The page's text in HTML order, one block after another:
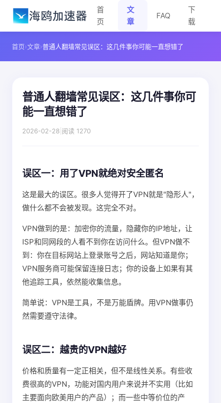
首
页
文
章
FAQ
下
载
首页›文章›普通人翻墙常见误区：这几件事你可能一直想错了
普通人翻墙常见误区：这几件事你可
能一直想错了
2026-02-28 阅读 1270
误区一：用了VPN就绝对安全匿名
这是最大的误区。很多人觉得开了VPN就是"隐形人"，
做什么都不会被发现。这完全不对。
VPN做到的是：加密你的流量，隐藏你的IP地址，让
ISP和同网段的人看不到你在访问什么。但VPN做不
到：你在目标网站上登录账号之后，网站知道是你；
VPN服务商可能保留连接日志；你的设备上如果有其
他追踪工具，依然能收集信息。
简单说：VPN是工具，不是万能盾牌。用VPN做事仍
然需要遵守法律。
误区二：越贵的VPN越好
价格和质量有一定正相关，但不是线性关系。有些收
费很高的VPN，功能对国内用户来说并不实用（比如
主要面向欧美用户的产品）；而一些中等价位的产